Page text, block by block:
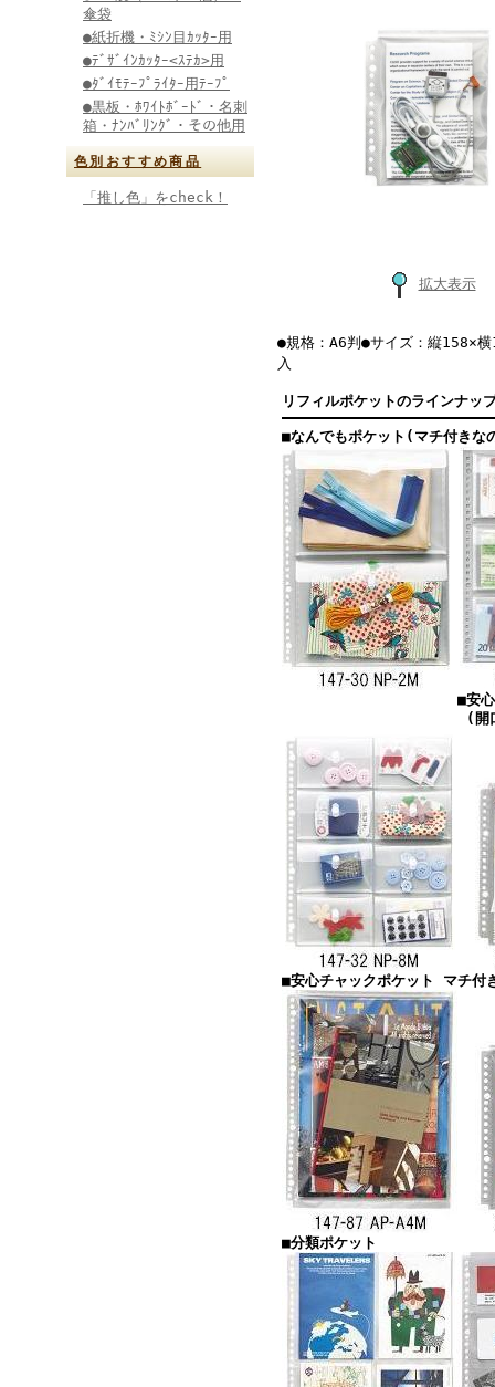
傘袋
●紙折機・ﾐｼﾝ目ｶｯﾀｰ用
●ﾃﾞｻﾞｲﾝｶｯﾀｰ<ｽﾃｶ>用
●ﾀﾞｲﾓﾃｰﾌﾟﾗｲﾀｰ用ﾃｰﾌﾟ
●黒板・ﾎﾜｲﾄﾎﾞｰﾄﾞ・名刺
箱・ﾅﾝﾊﾞﾘﾝｸﾞ・その他用
色別おすすめ商品
「推し色」をcheck！
拡大表示
●規格：A6判●サイズ：縦158×横
入
リフィルポケットのラインナッ
■なんでもポケット(マチ付きな
■安
(開
■安心チャックポケット マチ付
■分類ポケット